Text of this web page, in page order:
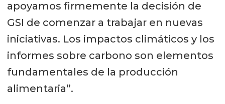
apoyamos firmemente la decisión de
GSI de comenzar a trabajar en nuevas
iniciativas. Los impactos climáticos y los
informes sobre carbono son elementos
fundamentales de la producción
alimentaria”.